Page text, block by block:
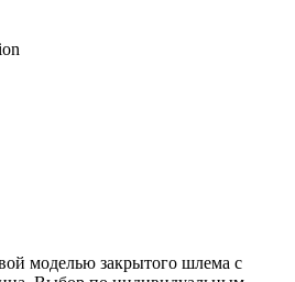
моделью закрытого шлема с